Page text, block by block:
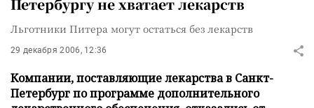
Петербургу не хватает лекарств
Льготники Питера могут остаться без лекарств
29 декабря 2006, 12:36
Компании, поставляющие лекарства в Санкт-
Петербург по программе дополнительного